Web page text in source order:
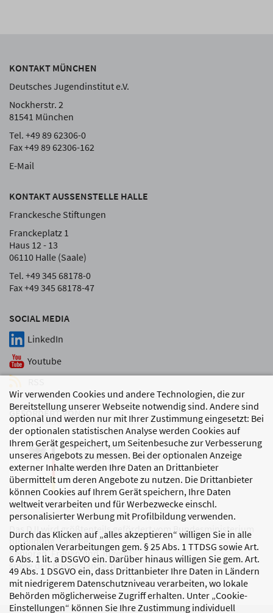
Wir verwenden Cookies und andere Technologien, die zur
Bereitstellung unserer Webseite notwendig sind. Andere sind
optional und werden nur mit Ihrer Zustimmung eingesetzt: Bei
der optionalen statistischen Analyse werden Cookies auf
Ihrem Gerät gespeichert, um Seitenbesuche zur Verbesserung
unseres Angebots zu messen. Bei der optionalen Anzeige
externer Inhalte werden Ihre Daten an Drittanbieter
übermittelt um deren Angebote zu nutzen. Die Drittanbieter
können Cookies auf Ihrem Gerät speichern, Ihre Daten
weltweit verarbeiten und für Werbezwecke einschl.
personalisierter Werbung mit Profilbildung verwenden.
Durch das Klicken auf „alles akzeptieren“ willigen Sie in alle
optionalen Verarbeitungen gem. § 25 Abs. 1 TTDSG sowie Art.
6 Abs. 1 lit. a DSGVO ein. Darüber hinaus willigen Sie gem. Art.
49 Abs. 1 DSGVO ein, dass Drittanbieter Ihre Daten in Ländern
mit niedrigerem Datenschutzniveau verarbeiten, wo lokale
Behörden möglicherweise Zugriff erhalten. Unter „Cookie-
Einstellungen“ können Sie Ihre Zustimmung individuell
SOCIAL MEDIA
LinkedIn
Youtube
KONTAKT MÜNCHEN
Deutsches Jugendinstitut e.V.
Nockherstr. 2
81541 München
Tel. +49 89 62306-0
Fax +49 89 62306-162
E-Mail
KONTAKT AUSSENSTELLE HALLE
Franckesche Stiftungen
Franckeplatz 1
Haus 12 - 13
06110 Halle (Saale)
Tel. +49 345 68178-0
Fax +49 345 68178-47
GEFÖRDERT VON
Das DJI wird größtenteils gefördert vom Bundesministerium
für Bildung, Familie,
Senioren, Frauen und Jugend
sowie den Bundesländern.